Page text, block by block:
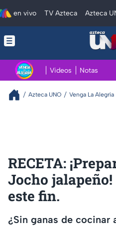
en vivo TV Azteca Azteca
Videos Notas
Azteca UNO Venga La Alegría
RECETA:
Jocho
este fin.
¿Sin ganas de cocinar